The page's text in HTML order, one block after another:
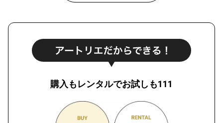
購入もレンタルでお試しも111